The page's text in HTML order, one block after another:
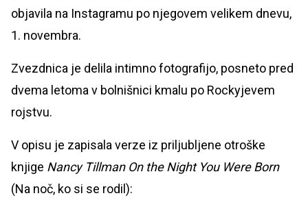
objavila na Instagramu po njegovem velikem dnevu,
1. novembra.
Zvezdnica je delila intimno fotografijo, posneto pred
dvema letoma v bolnišnici kmalu po Rockyjevem
rojstvu.
V opisu je zapisala verze iz priljubljene otroške
knjige Nancy Tillman On the Night You Were Born
(Na noč, ko si se rodil):